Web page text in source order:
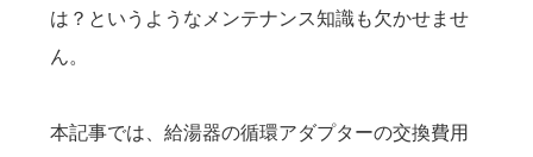
は？というようなメンテナンス知識も欠かせませ
ん。
本記事では、給湯器の循環アダプターの交換費用